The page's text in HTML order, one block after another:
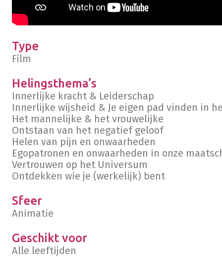
Type
Film
Helingsthema’s
Innerlijke kracht & Leiderschap
Innerlijke wijsheid & Je eigen pad vinden in
Het mannelijke & het vrouwelijke
Ontstaan van het negatief geloof
Helen van pijn en onwaarheden
Egopatronen en onwaarheden in onze
Vertrouwen op het Universum
Ontdekken wie je (werkelijk) bent
Sfeer
Animatie
Geschikt voor
Alle leeftijden